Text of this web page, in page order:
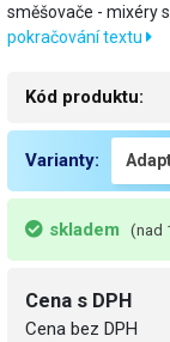
směšovače - mixéry
pokračování textu
Kód produktu:
Varianty:
skladem (nad
Cena s DPH
Cena bez DPH